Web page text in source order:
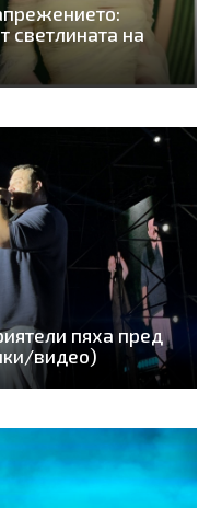
светлината на
пяха пред
видео)